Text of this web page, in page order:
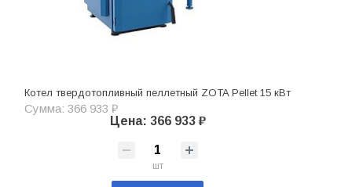
Котел твердотопливный пеллетный ZOTA Pellet 15 кВт
Сумма: 366 933 ₽
Цена: 366 933 ₽
шт